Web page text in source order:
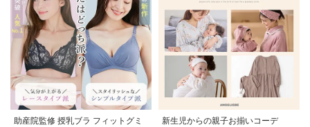
助産院監修 授乳ブラ フィットグミ
新生児からの親子お揃いコーデ